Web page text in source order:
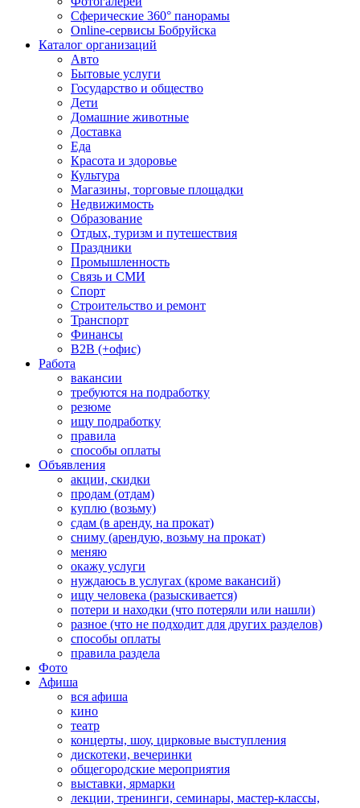
Сферические 360° панорамы
Online-сервисы Бобруйска
Каталог организаций
Авто
Бытовые услуги
Государство и общество
Дети
Домашние животные
Доставка
Еда
Красота и здоровье
Культура
Магазины, торговые площадки
Недвижимость
Образование
Отдых, туризм и путешествия
Праздники
Промышленность
Связь и СМИ
Спорт
Строительство и ремонт
Транспорт
Финансы
B2B (+офис)
Работа
вакансии
требуются на подработку
резюме
ищу подработку
правила
способы оплаты
Объявления
акции, скидки
продам (отдам)
куплю (возьму)
сдам (в аренду, на прокат)
сниму (арендую, возьму на прокат)
меняю
окажу услуги
нуждаюсь в услугах (кроме вакансий)
ищу человека (разыскивается)
потери и находки (что потеряли или нашли)
разное (что не подходит для других разделов)
способы оплаты
правила раздела
Фото
Афиша
вся афиша
кино
театр
концерты, шоу, цирковые выступления
дискотеки, вечеринки
общегородские мероприятия
выставки, ярмарки
лекции, тренинги, семинары, мастер-классы,